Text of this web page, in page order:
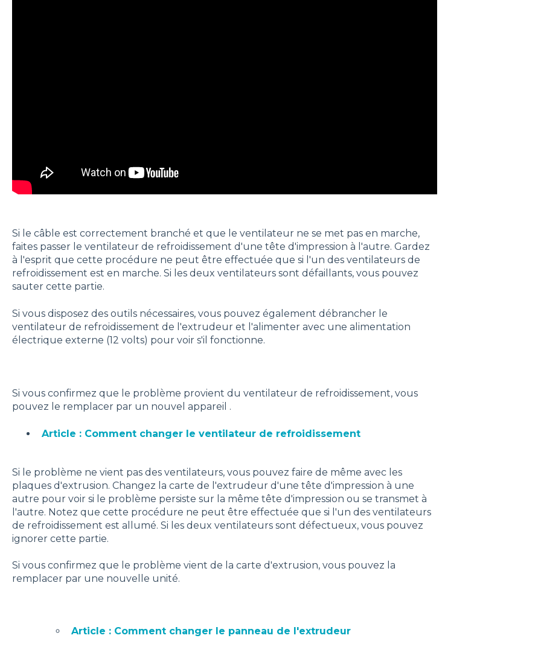
Si le câble est correctement branché et que le ventilateur ne se met pas en marche,
faites passer le ventilateur de refroidissement d'une tête d'impression à l'autre. Gardez
à l'esprit que cette procédure ne peut être effectuée que si l'un des ventilateurs de
refroidissement est en marche. Si les deux ventilateurs sont défaillants, vous pouvez
sauter cette partie.
Si vous disposez des outils nécessaires, vous pouvez également débrancher le
ventilateur de refroidissement de l'extrudeur et l'alimenter avec une alimentation
électrique externe (12 volts) pour voir s'il fonctionne.
Si vous confirmez que le problème provient du ventilateur de refroidissement, vous
pouvez le remplacer par un nouvel appareil .
Article : Comment changer le ventilateur de refroidissement
Si le problème ne vient pas des ventilateurs, vous pouvez faire de même avec les
plaques d'extrusion. Changez la carte de l'extrudeur d'une tête d'impression à une
autre pour voir si le problème persiste sur la même tête d'impression ou se transmet à
l'autre. Notez que cette procédure ne peut être effectuée que si l'un des ventilateurs
de refroidissement est allumé. Si les deux ventilateurs sont défectueux, vous pouvez
ignorer cette partie.
Si vous confirmez que le problème vient de la carte d'extrusion, vous pouvez la
remplacer par une nouvelle unité.
Article : Comment changer le panneau de l'extrudeur